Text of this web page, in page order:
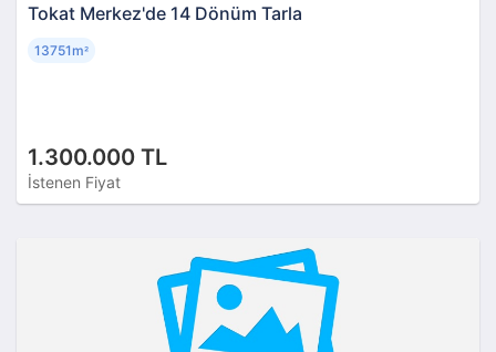
Tokat Merkez'de 14 Dönüm Tarla
1.300.000 TL
İstenen Fiyat
13751m²